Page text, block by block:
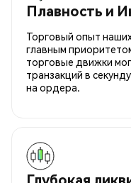
Плавность и
Торговый опыт
главным
торговые движки
транзакций в
на ордера.
Глубокая